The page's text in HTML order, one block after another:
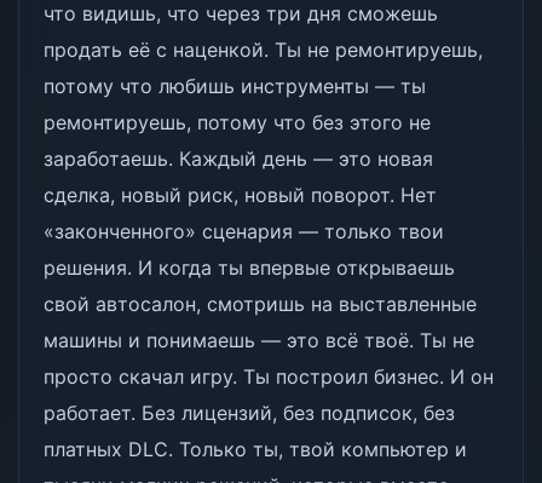
что видишь, что через три дня сможешь
продать её с наценкой. Ты не ремонтируешь,
потому что любишь инструменты — ты
ремонтируешь, потому что без этого не
заработаешь. Каждый день — это новая
сделка, новый риск, новый поворот. Нет
«законченного» сценария — только твои
решения. И когда ты впервые открываешь
свой автосалон, смотришь на выставленные
машины и понимаешь — это всё твоё. Ты не
просто скачал игру. Ты построил бизнес. И он
работает. Без лицензий, без подписок, без
платных DLC. Только ты, твой компьютер и